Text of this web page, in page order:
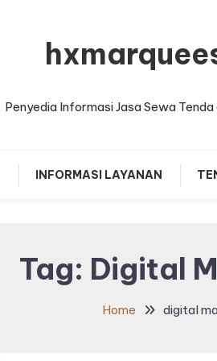
Penyedia Informasi Jasa Sewa
INFORMASI LAYANAN
Tag: Digital
Home digital